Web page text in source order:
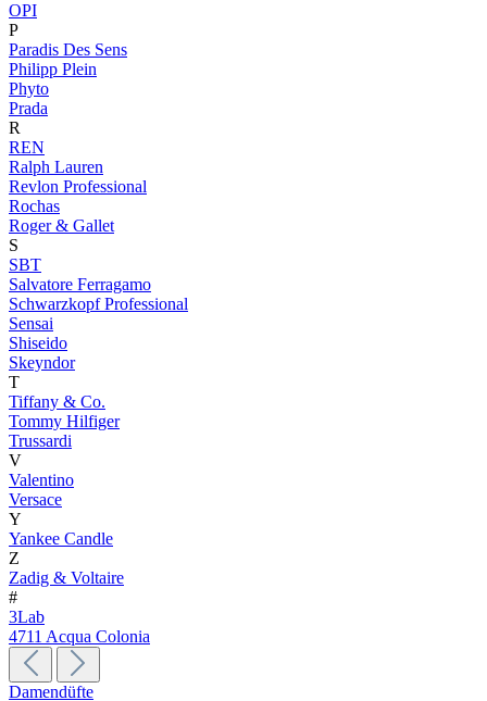
OPI
P
Paradis Des Sens
Philipp Plein
Phyto
Prada
R
REN
Ralph Lauren
Revlon Professional
Rochas
Roger & Gallet
S
SBT
Salvatore Ferragamo
Schwarzkopf Professional
Sensai
Shiseido
Skeyndor
T
Tiffany & Co.
Tommy Hilfiger
Trussardi
V
Valentino
Versace
Y
Yankee Candle
Z
Zadig & Voltaire
#
3Lab
4711 Acqua Colonia
Damendüfte